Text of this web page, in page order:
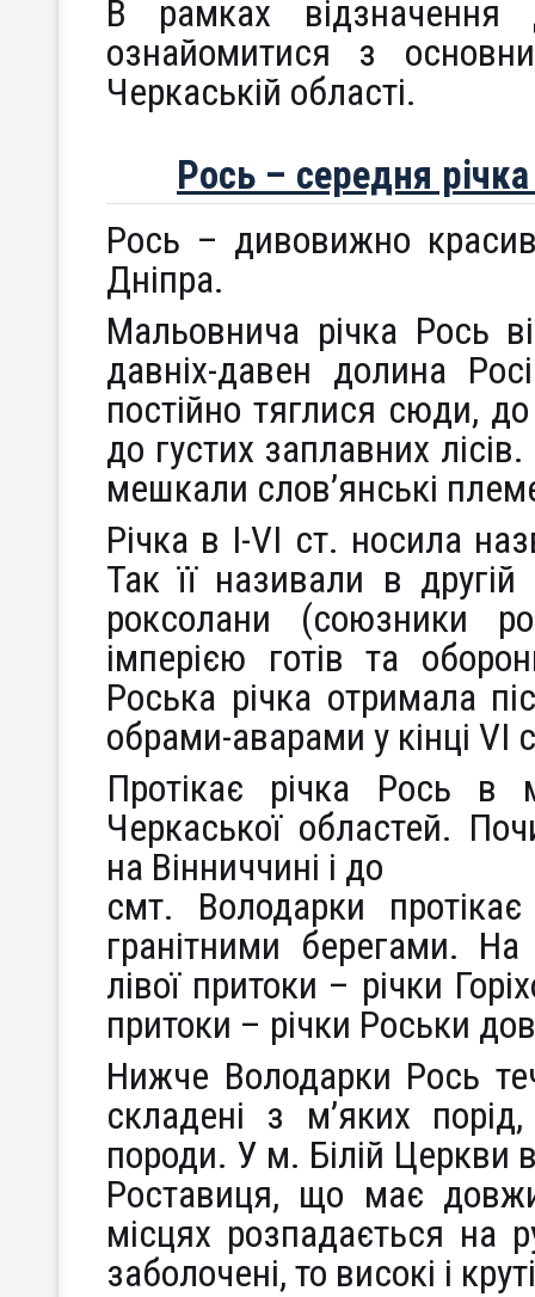
В рамках
ознайомитися з
Черкаській області.
Рось – середня
Рось – дивовижно
Дніпра.
Мальовнича річка Рось
давніх-давен долина
постійно тяглися сюди,
до густих заплавних
мешкали слов’янські
Річка в І-VI ст. носила
Так її називали в
роксолани (союзники
імперією готів та
Роська річка отримала
обрами-аварами у кінці VI
Протікає річка Рось в
Черкаської областей.
на Вінниччині і до
смт. Володарки
гранітними берегами.
лівої притоки – річки
притоки – річки Роськи
Нижче Володарки Рось
складені з м’яких порід,
породи. У м. Білій Церкви
Роставиця, що має
місцях розпадається на
заболочені, то високі і